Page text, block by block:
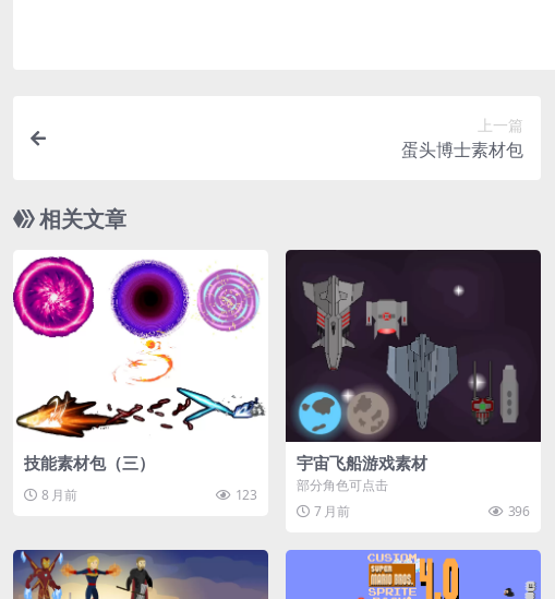
上一篇
蛋头博士素材包
相关文章
技能素材包（三）
8 月前 123
宇宙飞船游戏素材
部分角色可点击
7 月前
396